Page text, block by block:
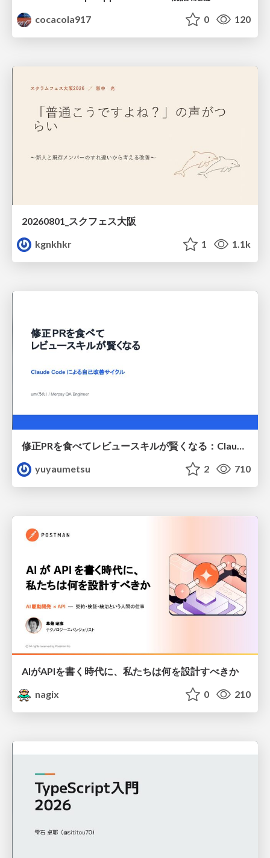
cocacola917
0 120
20260801_スクフェス大阪
kgnkhkr
1 1.1k
修正PRを食べてレビュースキルが賢くなる：Claude Codeによる自己改善サイクル
yuyaumetsu
2 710
AIがAPIを書く時代に、私たちは何を設計すべきか
nagix
0 210